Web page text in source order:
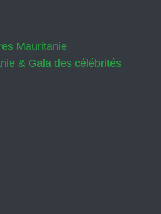
Mauritanie
& Gala des célébrités